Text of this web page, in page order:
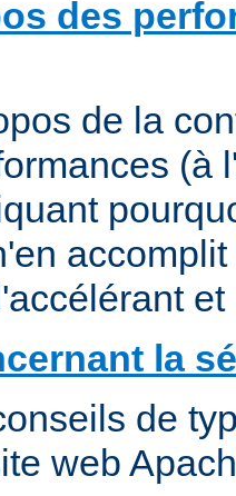
des
de la
(à
la
de
web